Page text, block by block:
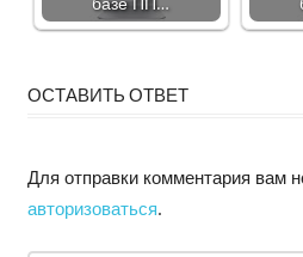
ОСТАВИТЬ ОТВЕТ
Для отправки комментария вам
авторизоваться.